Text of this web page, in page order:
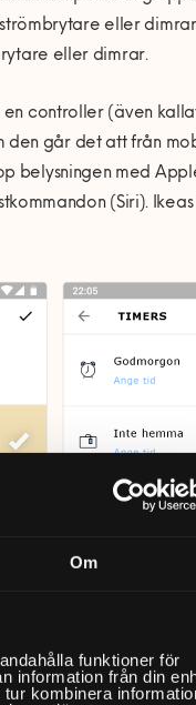
Om
funktioner för
information från din
kombinera
eller dimrar
eller dimrar.
controller (även
den går det att från
med
(Siri).